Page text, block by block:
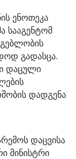
ენოთეკა
სააგენტომ
გადასცა.
დაცული
დადგენა
დაცვისა
მინისტრი